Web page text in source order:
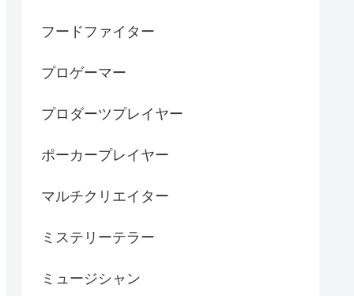
フードファイター
プロゲーマー
プロダーツプレイヤー
ポーカープレイヤー
マルチクリエイター
ミステリーテラー
ミュージシャン